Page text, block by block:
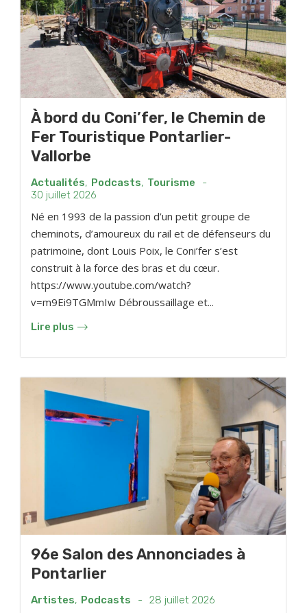
À bord du Coni’fer, le Chemin de
Fer Touristique Pontarlier-
Vallorbe
Actualités, Podcasts, Tourisme
-
30 juillet 2026
Né en 1993 de la passion d’un petit groupe de
cheminots, d’amoureux du rail et de défenseurs du
patrimoine, dont Louis Poix, le Coni’fer s’est
construit à la force des bras et du cœur.
https://www.youtube.com/watch?
v=m9Ei9TGMmIw Débroussaillage et...
Lire plus
96e Salon des Annonciades à
Pontarlier
Artistes, Podcasts - 28 juillet 2026